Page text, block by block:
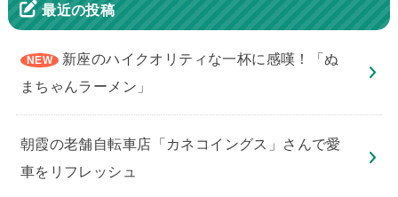
最近の投稿
新座のハイクオリティな一杯に感嘆！「ぬ
まちゃんラーメン」
朝霞の老舗自転車店「カネコイングス」さんで愛
車をリフレッシュ